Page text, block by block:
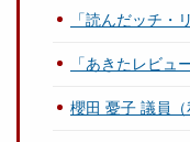
「読んだッチ・
「あきたレビュ
櫻田 憂子 議員（